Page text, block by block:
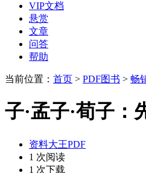
VIP文档
悬赏
文章
问答
帮助
当前位置： 首页 > PDF图书 > 畅
子·孟子·荀子：
资料大王PDF
1 次阅读
1 次下载